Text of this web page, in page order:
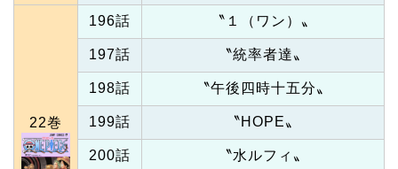
22巻
196話 〝１（ワン）〟
197話 〝統率者達〟
198話 〝午後四時十五分〟
199話 〝HOPE〟
200話 〝水ルフィ〟